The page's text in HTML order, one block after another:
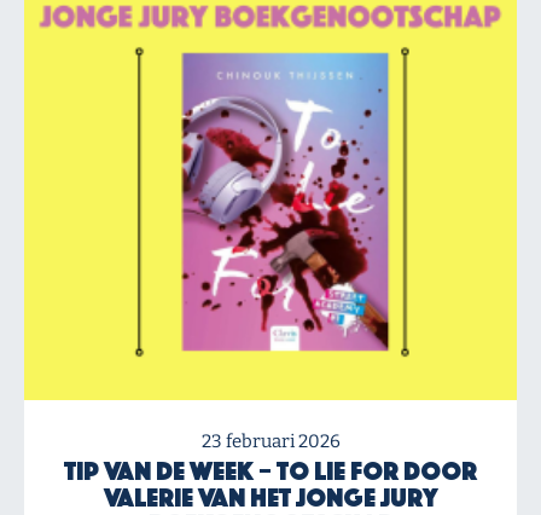
23 februari 2026
Tip van de Week – To Lie For door
Valerie van het Jonge Jury